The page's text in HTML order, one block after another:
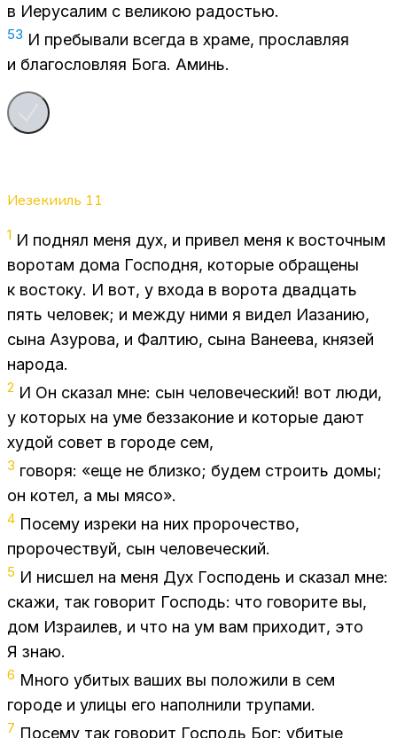
в Иеру­са­лим с ве­ли­кою ра­до­стью.
53 И пре­бы­ва­ли все­гда в хра­ме, про­слав­ляя
и бла­го­слов­ляя Бога. Аминь.
Иезекииль 11
1 И под­нял меня дух, и при­вел меня к во­сточ­ным
во­ро­там дома Гос­под­ня, ко­то­рые об­ра­ще­ны
к во­сто­ку. И вот, у вхо­да в во­ро­та два­дцать
пять че­ло­век; и меж­ду ними я ви­дел Иа­за­нию,
сына Азу­ро­ва, и Фал­тию, сына Ва­не­е­ва, кня­зей
на­ро­да.
2 И Он ска­зал мне: сын че­ло­ве­че­ский! вот люди,
у ко­то­рых на уме без­за­ко­ние и ко­то­рые дают
ху­дой со­вет в го­ро­де сем,
3 го­во­ря: «еще не близ­ко; бу­дем стро­ить домы;
он ко­тел, а мы мя­со».
4 По­се­му из­ре­ки на них про­ро­че­ство,
про­ро­че­ствуй, сын че­ло­ве­че­ский.
5 И нис­шел на меня Дух Гос­по­день и ска­зал мне:
ска­жи, так го­во­рит Гос­подь: что го­во­ри­те вы,
дом Из­ра­и­лев, и что на ум вам при­хо­дит, это
Я знаю.
6 Мно­го уби­тых ва­ших вы по­ло­жи­ли в сем
го­ро­де и ули­цы его на­пол­ни­ли тру­па­ми.
7 По­се­му так го­во­рит Гос­подь Бог: уби­тые